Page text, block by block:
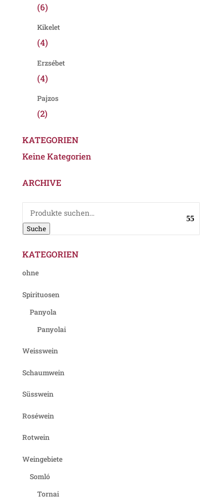
(6)
Kikelet
(4)
Erzsébet
(4)
Pajzos
(2)
KATEGORIEN
Keine Kategorien
ARCHIVE
Suche
nach:
Suche
KATEGORIEN
ohne
Spirituosen
Panyola
Panyolai
Weisswein
Schaumwein
Süsswein
Roséwein
Rotwein
Weingebiete
Somló
Tornai